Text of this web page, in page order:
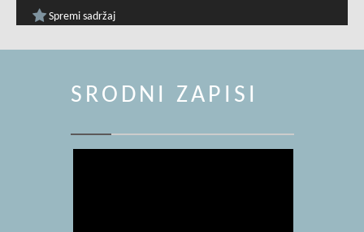
Spremi sadržaj
SRODNI ZAPISI